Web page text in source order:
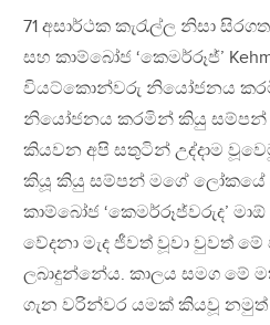
71 අසාර්ථක කැරැල්ල නිසා
සහ කාම්බෝජ ‘කෙමර්රූජ්’
වියට්කොන්වරු නියෝජනය
නියෝජනය කරමින් කියු සම්පන්
කියවන අපි සතුටින් උද්දාම
කියූ කියු සම්පන් මගේ ලෝකයේ
කාම්බෝජ ‘කෙමර්රූජ්වරුද’
වේදනා මැද ජීවත් වූවා වුවත්
ලබාදුන්නේය. කාලය සමග මේ
ගැන වරින්වර යමක් කියවූ නමුත්